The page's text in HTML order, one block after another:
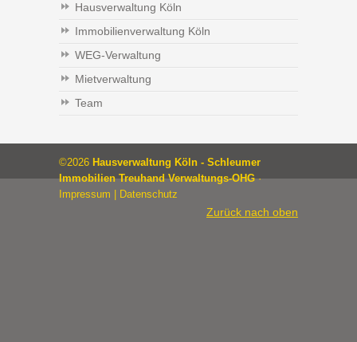
Hausverwaltung Köln
Immobilienverwaltung Köln
WEG-Verwaltung
Mietverwaltung
Team
©2026 Hausverwaltung Köln - Schleumer
Immobilien Treuhand Verwaltungs-OHG ·
Impressum
Datenschutz
Zurück nach oben